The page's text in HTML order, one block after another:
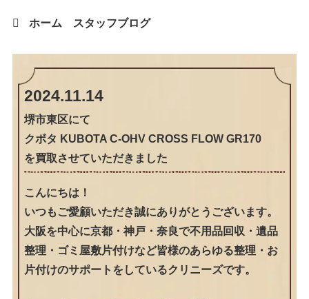
ホーム スタッフブログ
2024.11.14
堺市東区にて
クボタ KUBOTA C-OHV CROSS FLOW GR170
を買取させていただきました
こんにちは！
いつもご愛顧いただき誠にありがとうございます。
大阪を中心に京都・神戸・奈良で不用品回収・遺品
整理・ゴミ屋敷片付けなど皆様のあらゆる整理・お
片付けのサポートをしているクリニーズです。